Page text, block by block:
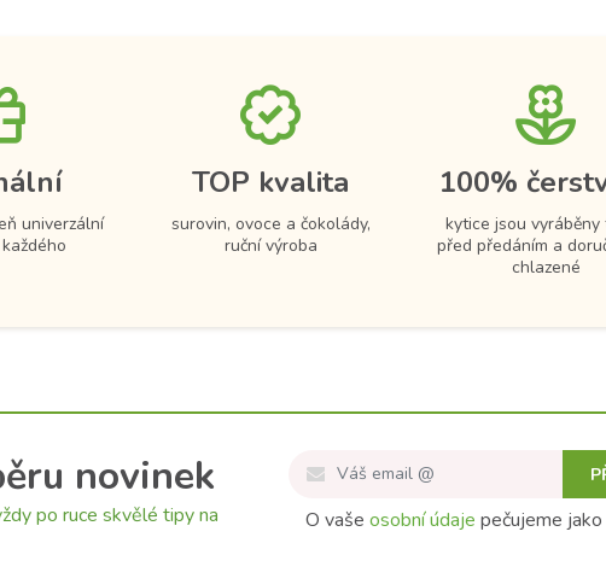
univerzální
TOP kvalita
surovin, ovoce a čokolády,
ruční výroba
100%
kytice jsou vyráběny
před předáním a
chlazené
novinek
po ruce skvělé tipy na
O vaše osobní údaje pečujeme